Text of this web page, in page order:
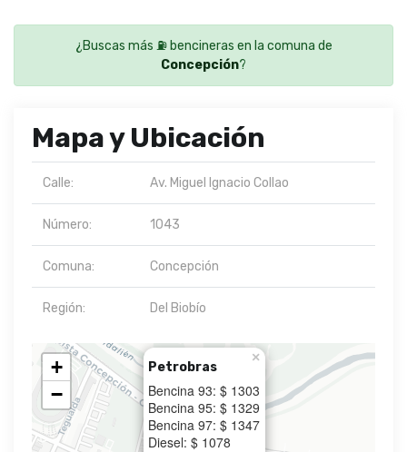
¿Buscas más ⛽ bencineras en la comuna de
Concepción?
Mapa y Ubicación
Calle: Av. Miguel Ignacio Collao
Número: 1043
Comuna: Concepción
Región: Del Biobío
Petrobras
Bencina 93: $ 1303
Bencina 95: $ 1329
Bencina 97: $ 1347
Diesel: $ 1078
×
+
−